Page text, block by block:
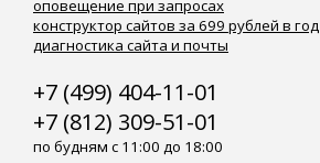
оповещение при запросах
конструктор сайтов за 699 рублей в год
диагностика сайта и почты
+7 (499) 404-11-01
+7 (812) 309-51-01
по будням с 11:00 до 18:00